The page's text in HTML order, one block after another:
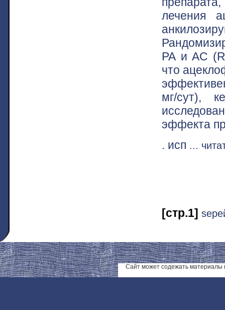
лечения
РА и AC
что
мг/сут),
эффекта
. исп ...
[стр.1]
Сайт может содежать материалы